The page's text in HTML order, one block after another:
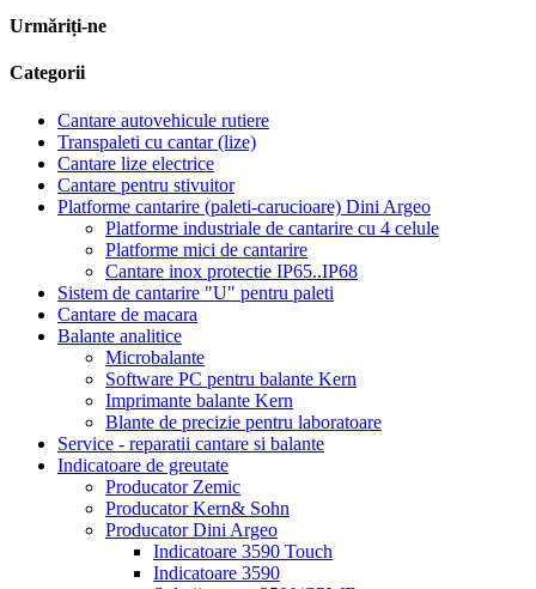
Urmăriți-ne
Categorii
Cantare autovehicule rutiere
Transpaleti cu cantar (lize)
Cantare lize electrice
Cantare pentru stivuitor
Platforme cantarire (paleti-carucioare) Dini Argeo
Platforme industriale de cantarire cu 4 celule
Platforme mici de cantarire
Cantare inox protectie IP65..IP68
Sistem de cantarire "U" pentru paleti
Cantare de macara
Balante analitice
Microbalante
Software PC pentru balante Kern
Imprimante balante Kern
Blante de precizie pentru laboratoare
Service - reparatii cantare si balante
Indicatoare de greutate
Producator Zemic
Producator Kern& Sohn
Producator Dini Argeo
Indicatoare 3590 Touch
Indicatoare 3590